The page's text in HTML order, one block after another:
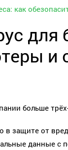
как
для
и
больше
в защите от
данные с